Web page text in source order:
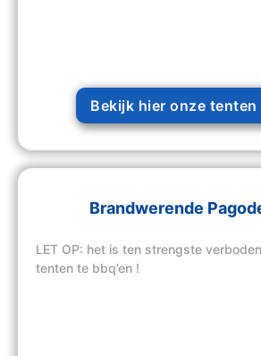
Bekijk hier onze tenten
Brandwerende
LET OP: het is ten strengste
tenten te bbq’en !